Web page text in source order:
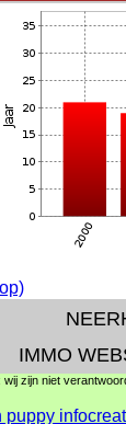
IMMO
zijn niet
puppy info